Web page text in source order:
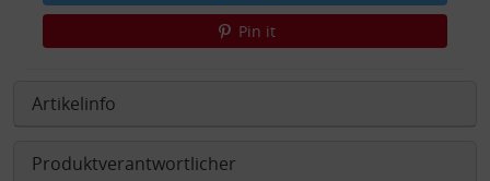
Pin it
Artikelinfo
Produktverantwortlicher